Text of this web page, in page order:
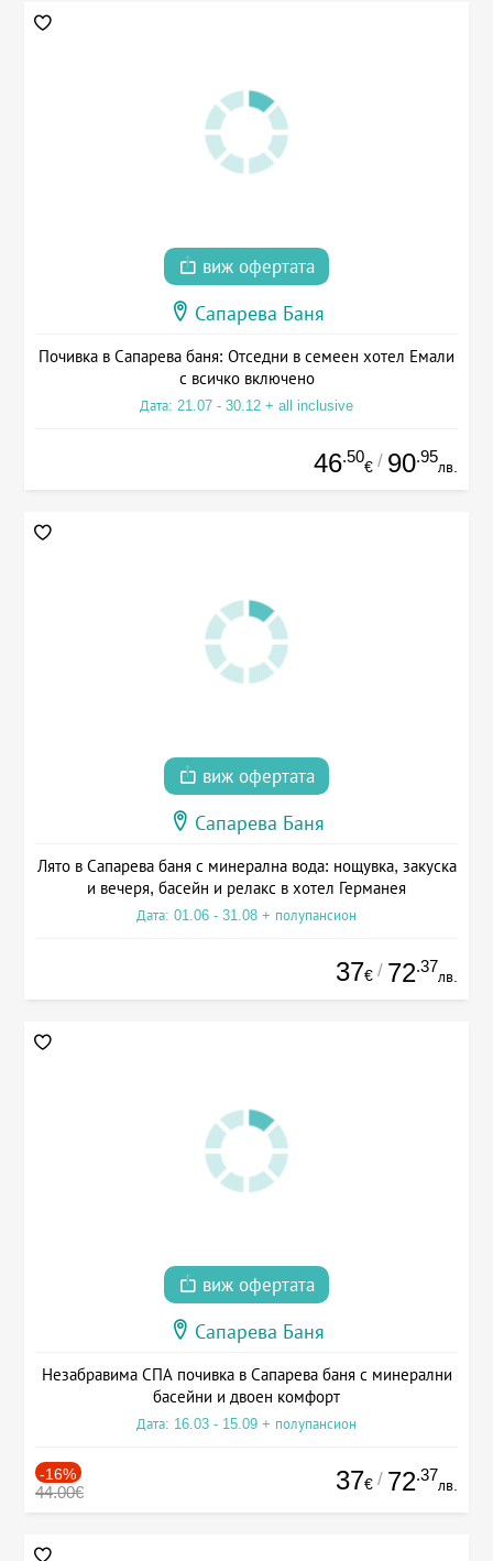
виж офертата
Сапарева Баня
Почивка в Сапарева баня: Отседни в семеен хотел Емали
с всичко включено
Дата: 21.07 - 30.12 + all inclusive
46.50
€ / 90.95
лв.
виж офертата
Сапарева Баня
Лято в Сапарева баня с минерална вода: нощувка, закуска
и вечеря, басейн и релакс в хотел Германея
Дата: 01.06 - 31.08 + полупансион
37€ / 72.37
лв.
виж офертата
Сапарева Баня
Незабравима СПА почивка в Сапарева баня с минерални
басейни и двоен комфорт
Дата: 16.03 - 15.09 + полупансион
-16%
44.00€ 37€ / 72.37
лв.